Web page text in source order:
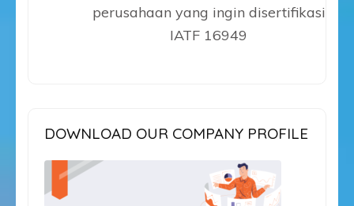
perusahaan yang ingin disertifikasi
IATF 16949
DOWNLOAD OUR COMPANY PROFILE